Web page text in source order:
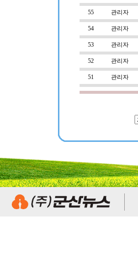
55 관리자
54 관리자
53 관리자
52 관리자
51 관리자